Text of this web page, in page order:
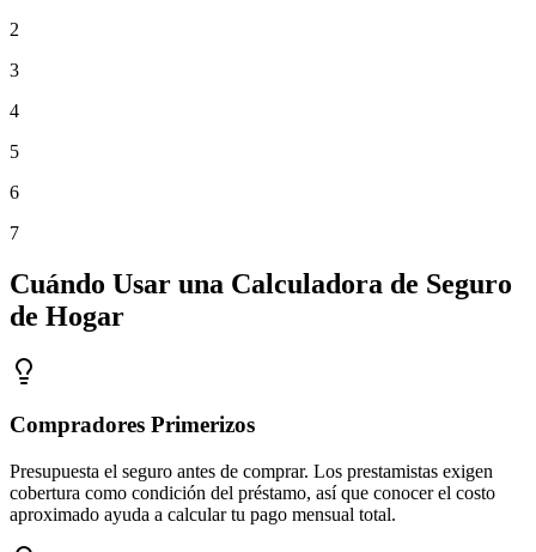
2
3
4
5
6
7
Cuándo Usar una Calculadora de Seguro
de Hogar
Compradores Primerizos
Presupuesta el seguro antes de comprar. Los prestamistas exigen
cobertura como condición del préstamo, así que conocer el costo
aproximado ayuda a calcular tu pago mensual total.